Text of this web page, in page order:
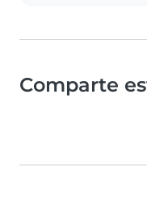
Comparte